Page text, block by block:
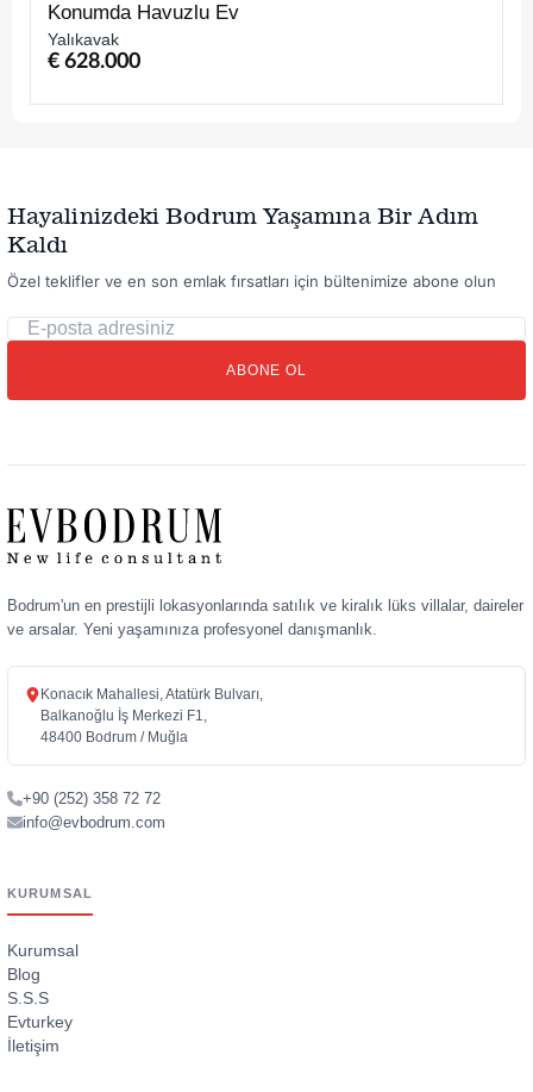
Konumda Havuzlu Ev
Yalıkavak
€ 628.000
Hayalinizdeki Bodrum Yaşamına Bir Adım
Kaldı
Özel teklifler ve en son emlak fırsatları için bültenimize abone olun
posta
ABONE OL
Bodrum'un en prestijli lokasyonlarında satılık ve kiralık lüks villalar, daireler
ve arsalar. Yeni yaşamınıza profesyonel danışmanlık.
Konacık Mahallesi, Atatürk Bulvarı,
Balkanoğlu İş Merkezi F1,
48400 Bodrum / Muğla
+90 (252) 358 72 72
info@evbodrum.com
KURUMSAL
Kurumsal
Blog
S.S.S
Evturkey
İletişim